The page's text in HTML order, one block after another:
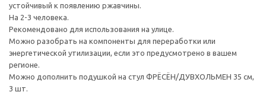
устойчивый к появлению ржавчины.
На 2-3 человека.
Рекомендовано для использования на улице.
Можно разобрать на компоненты для переработки или
энергетической утилизации, если это предусмотрено в вашем
регионе.
Можно дополнить подушкой на стул ФРЁСЁН/ДУВХОЛЬМЕН 35 см,
3 шт.